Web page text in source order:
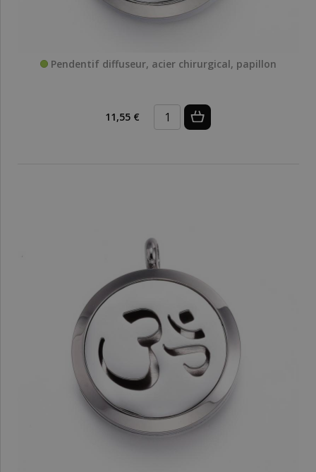
Pendentif diffuseur, acier chirurgical, papillon
11,55 €